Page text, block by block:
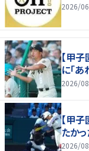
2026/
【甲
に「
2026/
【甲
たか
2026/